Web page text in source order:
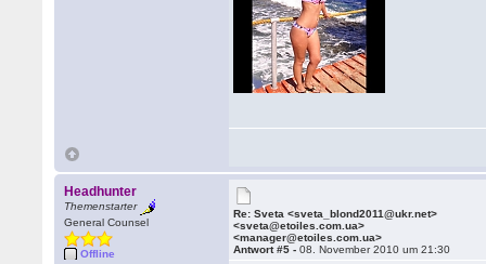
Headhunter
Themenstarter
General Counsel
Offline
Re: Sveta <sveta_blond2011@ukr.net>
<sveta@etoiles.com.ua>
<manager@etoiles.com.ua>
Antwort #5 -08. November 2010 um 21:30